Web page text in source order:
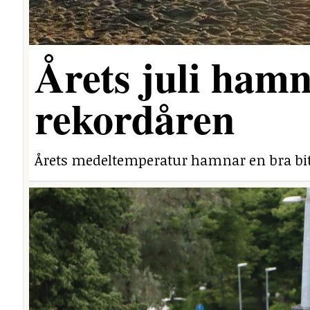
Årets juli
rekordåren
Årets medeltemperatur hamnar en bra